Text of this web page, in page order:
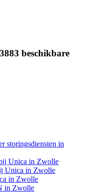
beschikbare
storingsdiensten in
Unica in Zwolle
Unica in Zwolle
in Zwolle
in Zwolle